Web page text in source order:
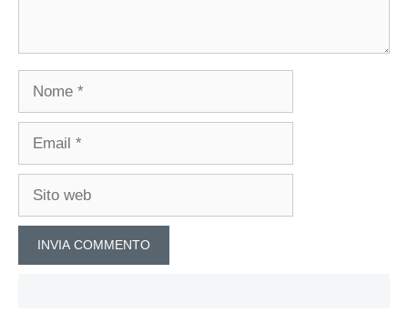
Nome
Email
Sito